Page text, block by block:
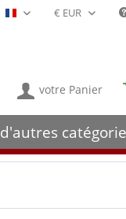
Français- FR
votre Panier
d'autres